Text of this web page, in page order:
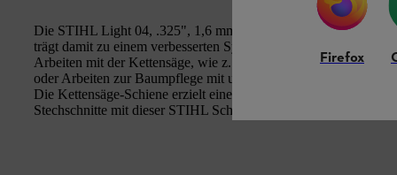
Die STIHL Light 04, .325", 1,6 mm ist
200 g leichter als die
trägt damit zu einem verbesserten Systemgewicht bei. Sie ist
Arbeiten mit der Kettensäge, wie z. B. der STIHL MS 261.
oder Arbeiten zur Baumpflege mit unseren STIHL
Die Kettensäge-Schiene erzielt eine
Stechschnitte mit dieser STIHL Schiene leichter von der Hand.
Firefox